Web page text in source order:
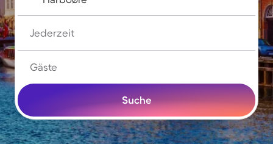
Jederzeit
Gäste
Suche